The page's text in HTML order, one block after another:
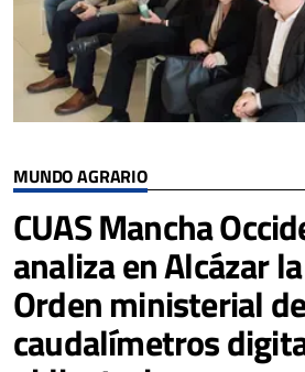
MUNDO AGRARIO
CUAS Mancha
analiza en Alcázar
Orden ministerial
caudalímetros